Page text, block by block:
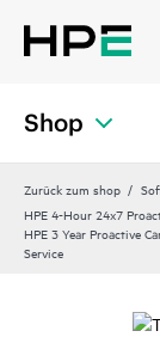
Shop
Zurück zum shop
HPE 4-Hour 24x7
HPE 3 Year Proactive
Service